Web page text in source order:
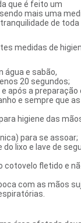
que é feito um
mais uma
de toda
medidas de
água e sabão,
20 segundos;
após a preparação
e sempre que as
higiene das
para se assoar;
lixo e lave de
cotovelo fletido e
com as mãos